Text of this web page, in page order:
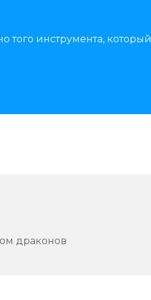
того инструмента, который
драконов